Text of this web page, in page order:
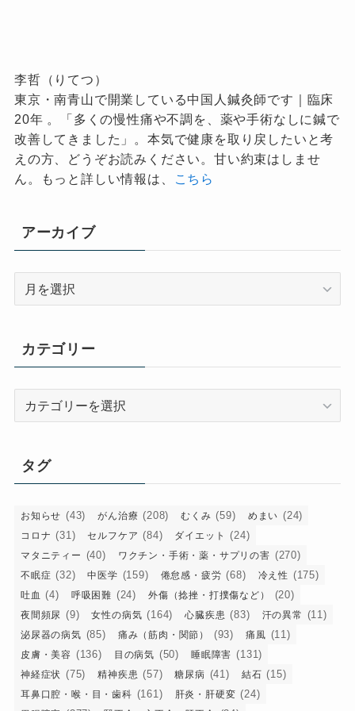
李哲（りてつ）
東京・南青山で開業している中国人鍼灸師です｜臨床
20年 。「多くの慢性痛や不調を、薬や手術なしに鍼で
改善してきました」。本気で健康を取り戻したいと考
えの方、どうぞお読みください。甘い約束はしませ
ん。もっと詳しい情報は、
こちら
アーカイブ
ブ
カテゴリー
ー
タグ
お知らせ (43) がん治療 (208) むくみ (59) めまい (24)
コロナ (31) セルフケア (84) ダイエット (24)
マタニティー (40) ワクチン・手術・薬・サプリの害 (270)
不眠症 (32) 中医学 (159) 倦怠感・疲労 (68) 冷え性 (175)
吐血 (4) 呼吸困難 (24) 外傷（捻挫・打撲傷など） (20)
夜間頻尿 (9) 女性の病気 (164) 心臓疾患 (83) 汗の異常 (11)
泌尿器の病気 (85) 痛み（筋肉・関節） (93) 痛風 (11)
皮膚・美容 (136) 目の病気 (50) 睡眠障害 (131)
神経症状 (75) 精神疾患 (57) 糖尿病 (41) 結石 (15)
耳鼻口腔・喉・目・歯科 (161) 肝炎・肝硬変 (24)